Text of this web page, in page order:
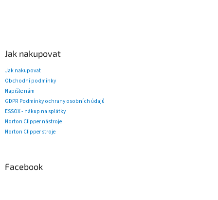
Jak nakupovat
Jak nakupovat
Obchodní podmínky
Napište nám
GDPR Podmínky ochrany osobních údajů
ESSOX - nákup na splátky
Norton Clipper nástroje
Norton Clipper stroje
Facebook